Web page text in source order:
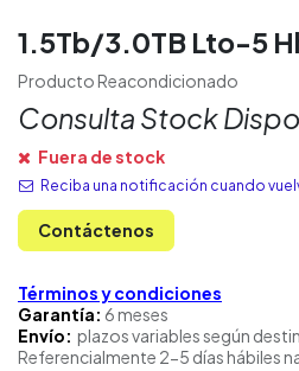
1.5Tb/3.0TB Lto-5
Producto Reacondicionado
Consulta Stock
Fuera de stock
Reciba una notificación cuando
Contáctenos
Términos y condiciones
Garantía: 6 meses
Envío: plazos variables según
Referencialmente 2-5 días hábiles